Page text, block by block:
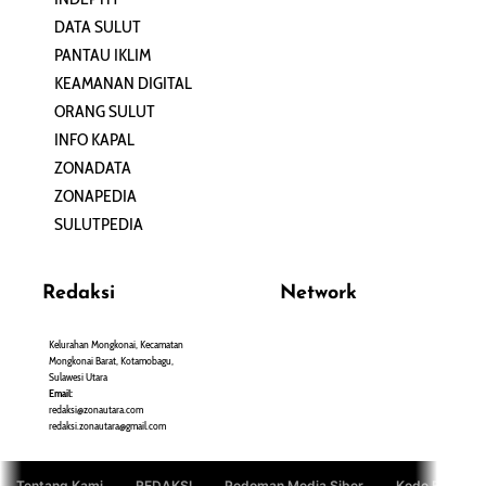
DATA SULUT
PANTAU IKLIM
KEAMANAN DIGITAL
ORANG SULUT
INFO KAPAL
ZONADATA
ZONAPEDIA
SULUTPEDIA
Redaksi
Kelurahan Mongkonai, Kecamatan
Mongkonai Barat, Kotamobagu,
Sulawesi Utara
Email:
redaksi@zonautara.com
redaksi.zonautara@gmail.com
Network